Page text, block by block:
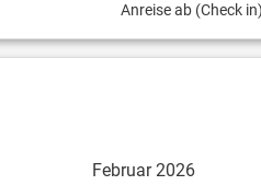
Anreise ab (Check
Februar 2026